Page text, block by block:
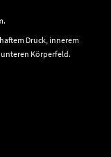
Druck, innerem
Körperfeld.